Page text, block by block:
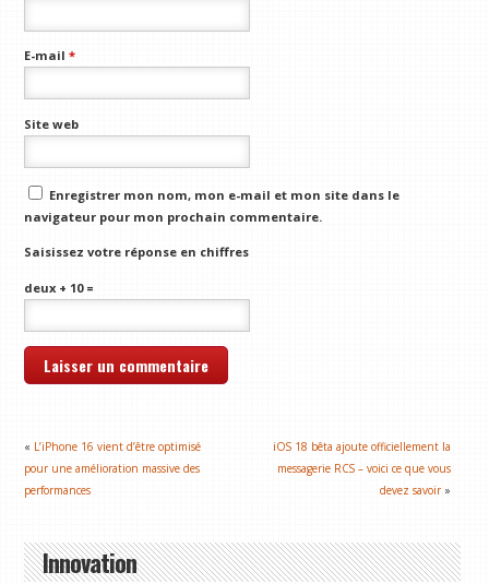
E-mail*
Site web
Enregistrer mon nom, mon e-mail et mon site dans le
navigateur pour mon prochain commentaire.
Saisissez votre réponse en chiffres
deux + 10 =
« L’iPhone 16 vient d’être optimisé
pour une amélioration massive des
performances
iOS 18 bêta ajoute officiellement la
messagerie RCS – voici ce que vous
devez savoir »
Innovation